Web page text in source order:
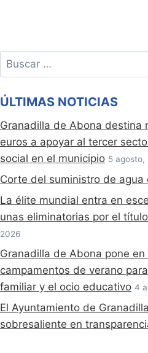
Buscar:
ÚLTIMAS NOTICIAS
Granadilla de Abona destina
euros a apoyar al tercer
social en el municipio 5 agosto,
Corte del suministro de agua
La élite mundial entra en
unas eliminatorias por el
2026
Granadilla de Abona pone en
campamentos de verano
familiar y el ocio educativo 4
El Ayuntamiento de
sobresaliente en